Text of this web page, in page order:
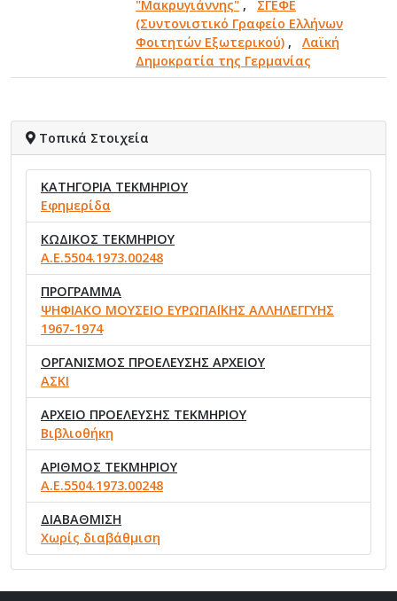
"Μακρυγιάννης" , ΣΓΕΦΕ
(Συντονιστικό Γραφείο Ελλήνων
Φοιτητών Εξωτερικού) , Λαϊκή
Δημοκρατία της Γερμανίας
Τοπικά Στοιχεία
ΚΑΤΗΓΟΡΙΑ ΤΕΚΜΗΡΙΟΥ
Εφημερίδα
ΚΩΔΙΚΟΣ ΤΕΚΜΗΡΙΟΥ
Α.Ε.5504.1973.00248
ΠΡΟΓΡΑΜΜΑ
ΨΗΦΙΑΚΟ ΜΟΥΣΕΙΟ ΕΥΡΩΠΑΪΚΗΣ ΑΛΛΗΛΕΓΓΥΗΣ
1967-1974
ΟΡΓΑΝΙΣΜΟΣ ΠΡΟΕΛΕΥΣΗΣ ΑΡΧΕΙΟΥ
ΑΣΚΙ
ΑΡΧΕΙΟ ΠΡΟΕΛΕΥΣΗΣ ΤΕΚΜΗΡΙΟΥ
Βιβλιοθήκη
ΑΡΙΘΜΟΣ ΤΕΚΜΗΡΙΟΥ
Α.Ε.5504.1973.00248
ΔΙΑΒΑΘΜΙΣΗ
Χωρίς διαβάθμιση